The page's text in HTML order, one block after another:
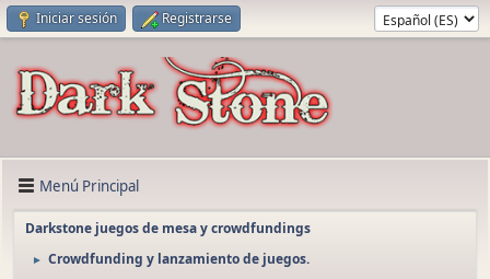
Iniciar sesión Registrarse
Menú Principal
Darkstone juegos de mesa y crowdfundings
► Crowdfunding y lanzamiento de juegos.